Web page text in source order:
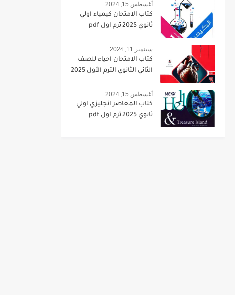
أغسطس 15, 2024
كتاب الامتحان كيمياء اولي
ثانوي 2025 ترم اول pdf
سبتمبر 11, 2024
كتاب الامتحان احياء للصف
الثاني الثانوي الترم الأول 2025
أغسطس 15, 2024
كتاب المعاصر انجليزي اولي
ثانوي 2025 ترم اول pdf